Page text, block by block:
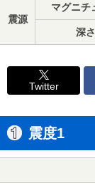
震源
マグニチ
深さ
Twitter
震度1